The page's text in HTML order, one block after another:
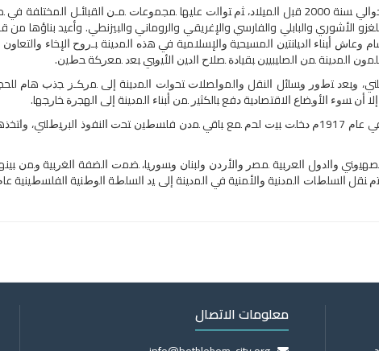
ﺒﻴﺕ ﻟﺤﻡ ﻤﺩﻴﻨﺔ ﻜﻨﻌﺎﻨﻴﺔ ﻗﺩﻴﻤﺔ ﺴﻜﻨﻬﺎ ﺍﻟﻜﻨﻌﺎﻨﻴﻭﻥ ﺤﻭﺍﻟﻲ ﺴﻨﺔ 2000 ﻗﺒل ﺍﻟﻤﻴﻼﺩ، ﺜﻡ ﺘﻭﺍﻟﺕ ﻋﻠﻴﻬﺎ
والبابلي والفارسي والإغريقي والروماني والبيزنطي. وأعيد بناؤها من
ﺃﺒﻨﺎﺀ ﺍﻟﺩﻴﺎﻨﺘﻴﻥ ﺍﻟﻤﺴﻴﺤﻴﺔ ﻭﺍﻹﺴﻼﻤﻴﺔ ﻓﻲ ﻫﺫﻩ ﺍﻟﻤﺩﻴﻨﺔ ﺒـﺭﻭﺡ ﺍﻹﺨﺎﺀ
ﺍﻟﻤﺩﻴﻨﺔ ﻤﻥ ﺍﻟﺼﻠﻴﺒﻴﻴﻥ ﺒﻘﻴﺎﺩﺓ ﺼﻼﺡ ﺍﻟﺩﻴﻥ ﺍﻷﻴﻭﺒﻲ ﺒﻌﺩ ﻤﻌﺭﻜﺔ ﺤﻁﻴﻥ.
ﺍﻟﻌﺜﻤﺎﻨﻲ، ﻭﺒﻌﺩ ﺘﻁﻭﺭ ﻭﺴﺎﺌل ﺍﻟﻨﻘل ﻭﺍﻟﻤﻭﺍﺼﻼﺕ ﺘﺤﻭﻟﺕ ﺍﻟﻤﺩﻴﻨﺔ ﺇﻟﻰ ﻤﺭﻜـﺯ ﺠﺫﺏ
ﺴﻭﺀ ﺍﻷﻭﻀﺎﻉ ﺍﻻﻗﺘﺼﺎﺩﻴﺔ ﺩﻓﻊ ﺒﺎﻟﻜﺜﻴﺭ ﻤﻥ ﺃﺒﻨﺎﺀ ﺍﻟﻤﺩﻴﻨﺔ ﺇﻟﻰ ﺍﻟﻬﺠﺭﺓ ﺨﺎﺭﺠﻬﺎ.
ﻭﺒﻌﺩ ﻫﺯﻴﻤﺔ ﺘﺭﻜﻴﺎ ﻓﻲ ﺍﻟﺤـﺭﺏ ﺍﻟﻌﺎﻟﻤﻴـﺔ ﺍﻷﻭﻟﻰ، وﻓﻲ ﻋﺎﻡ 1917ﻡ ﺩﺨﻠﺕ ﺒﻴﺕ ﻟﺤﻡ ﻤﻊ ﺒﺎﻗﻲ ﻤﺩﻥ ﻓﻠﺴﻁﻴﻥ
معلومات الاتصال